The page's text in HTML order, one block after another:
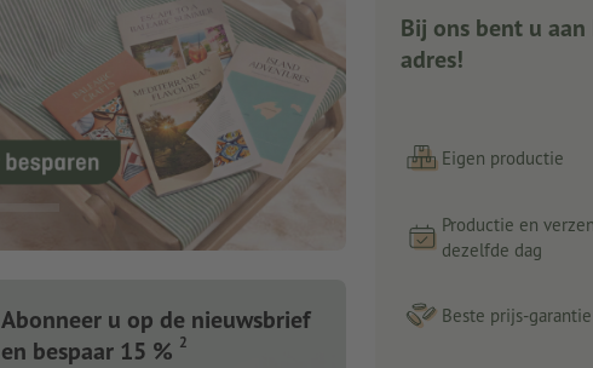
Abonneer u op de nieuwsbrief
en bespaar 15 % 2
Bij ons bent u
adres!
Eigen productie
Productie en
dezelfde dag
Beste prijs-garantie